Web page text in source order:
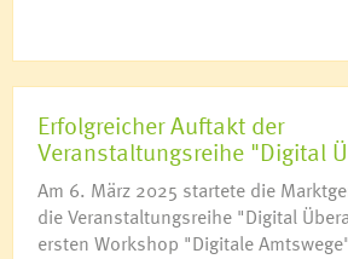
Erfolgreicher Auftakt der
Veranstaltungsreihe "Digital
Am 6. März 2025 startete die
die Veranstaltungsreihe "Digital
ersten Workshop "Digitale